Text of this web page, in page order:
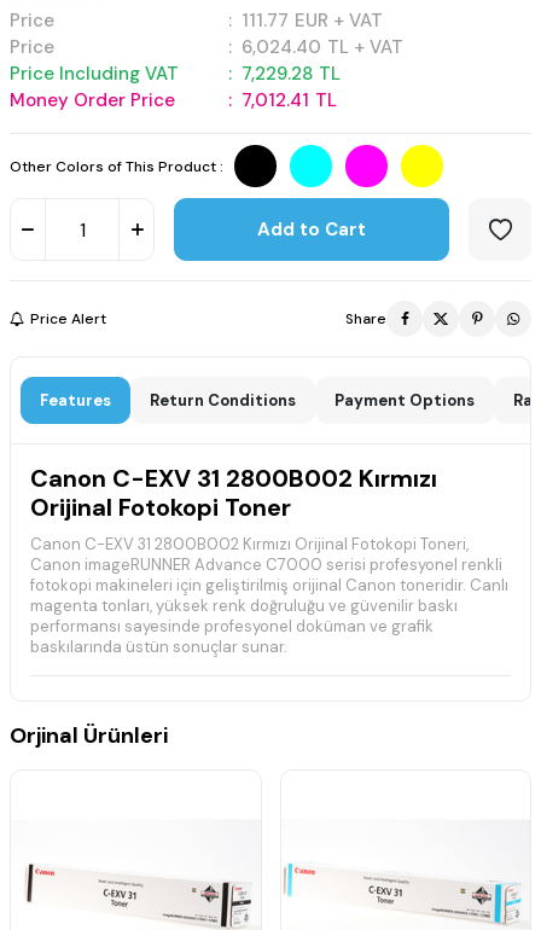
Price : 111.77 EUR + VAT
Price
: 6,024.40 TL + VAT
Price Including VAT
: 7,229.28 TL
Money Order Price
: 7,012.41 TL
Other Colors of This Product :
Add to Cart
Price Alert Share
Features Return Conditions Payment Options
Canon C-EXV 31 2800B002 Kırmızı
Orijinal Fotokopi Toner
Canon C-EXV 31 2800B002 Kırmızı Orijinal Fotokopi Toneri,
Canon imageRUNNER Advance C7000 serisi profesyonel renkli
fotokopi makineleri için geliştirilmiş orijinal Canon toneridir. Canlı
magenta tonları, yüksek renk doğruluğu ve güvenilir baskı
performansı sayesinde profesyonel doküman ve grafik
baskılarında üstün sonuçlar sunar.
✔ Marka:Canon
✔ Durum:
Sıfır, Orijinal Canon Ürünü
✔ Yaklaşık Baskı Kapasitesi:
%5 doluluk oranına göre
yaklaşık 46.000 sayfa
Orjinal Ürünleri